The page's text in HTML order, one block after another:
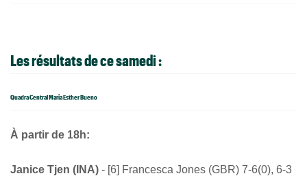
Les résultats de ce samedi :
Quadra Central Maria Esther Bueno
À partir de 18h:
Janice Tjen (INA) - [6] Francesca Jones (GBR) 7-6(0), 6-3